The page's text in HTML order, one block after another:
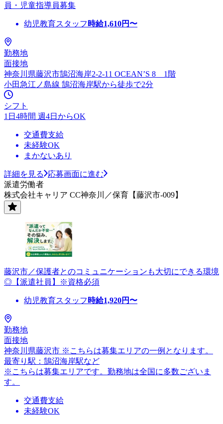
員・児童指導員募集
幼児教育スタッフ 時給1,610円〜
勤務地
面接地
神奈川県藤沢市鵠沼海岸2-2-11 OCEAN’S 8 1階
小田急江ノ島線 鵠沼海岸駅から徒歩で2分
シフト
1日4時間 週4日からOK
交通費支給
未経験OK
まかないあり
詳細を見る
応募画面に進む
派遣労働者
株式会社キャリア CC神奈川／保育【藤沢市-009】
藤沢市／保護者とのコミュニケーションも大切にできる環境
◎【派遣社員】※資格必須
幼児教育スタッフ 時給1,920円〜
勤務地
面接地
神奈川県藤沢市 ※こちらは募集エリアの一例となります。
最寄り駅：鵠沼海岸駅など
※こちらは募集エリアです。勤務地は全国に多数ございま
す。
交通費支給
未経験OK